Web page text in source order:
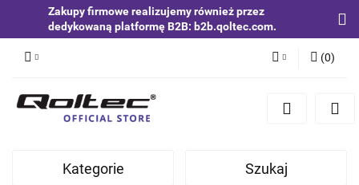
Zakupy firmowe realizujemy również przez
dedykowaną platformę B2B: b2b.qoltec.com.
Zaloguj się
Zgody cookies
(0)
Kategorie Szukaj